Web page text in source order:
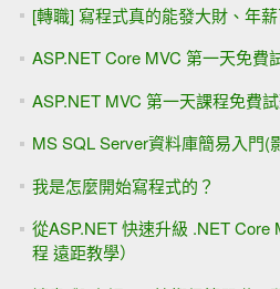
[轉職] 寫程式真的能發大財、年薪
ASP.NET Core MVC 第一天免費
ASP.NET MVC 第一天課程免費
MS SQL Server資料庫簡易入門(
我是怎麼開始寫程式的？
從ASP.NET 快速升級 .NET Core
程 遠距教學）